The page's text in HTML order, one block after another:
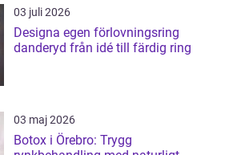
03 juli 2026
Designa egen förlovningsring
danderyd från idé till färdig ring
03 maj 2026
Botox i Örebro: Trygg